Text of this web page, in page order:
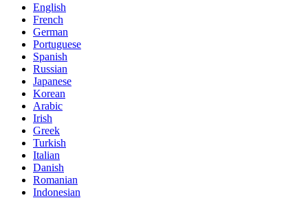
English
French
German
Portuguese
Spanish
Russian
Japanese
Korean
Arabic
Irish
Greek
Turkish
Italian
Danish
Romanian
Indonesian